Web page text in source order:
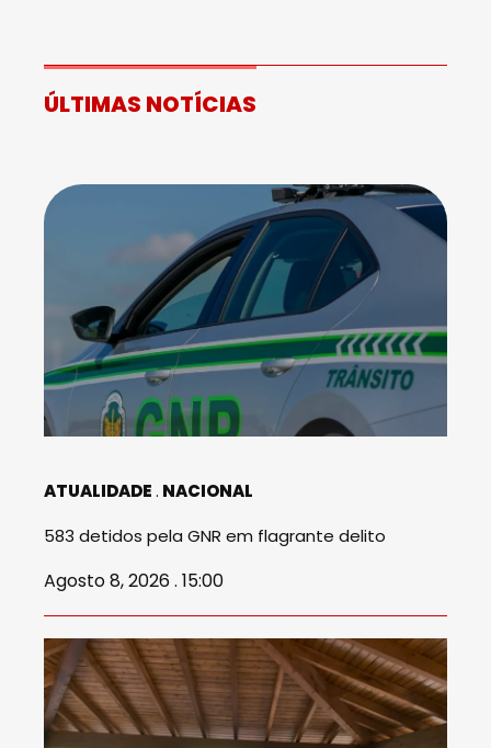
ÚLTIMAS NOTÍCIAS
ATUALIDADE NACIONAL
583 detidos pela GNR em flagrante delito
Agosto 8, 2026 . 15:00